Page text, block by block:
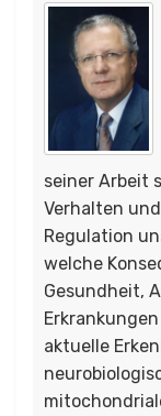
seiner Arbeit
Verhalten
Regulation
welche
Gesundheit,
aktuelle